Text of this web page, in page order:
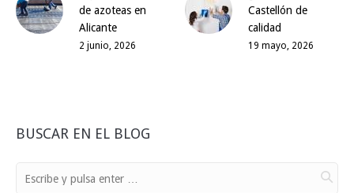
de azoteas en
Alicante
2 junio, 2026
Castellón de
calidad
19 mayo, 2026
BUSCAR EN EL BLOG